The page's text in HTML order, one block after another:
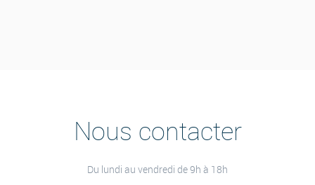
Nous contacter
Du lundi au vendredi de 9h à 18h